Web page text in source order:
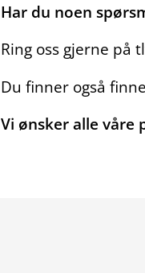
Har du noen
Ring oss gjerne på
Du finner også
Vi ønsker alle våre